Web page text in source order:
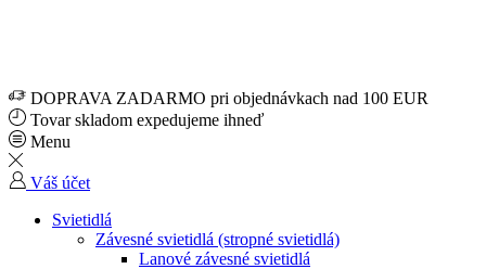
DOPRAVA ZADARMO pri objednávkach nad 100 EUR
Tovar skladom expedujeme ihneď
Menu
Váš účet
Svietidlá
Závesné svietidlá (stropné svietidlá)
Lanové závesné svietidlá